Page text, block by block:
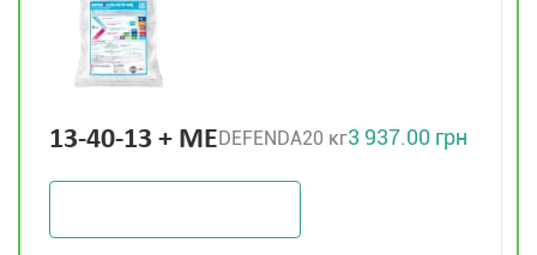
13-40-13 + МЕDEFENDA20 кг3 937.00 грн